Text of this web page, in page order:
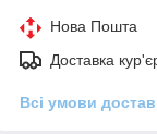
Нова Пошта
Доставка
Всі умови